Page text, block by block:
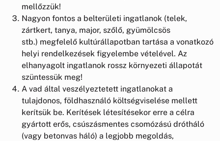
mellőzzük!
Nagyon fontos a belterületi ingatlanok (telek,
zártkert, tanya, major, szőlő, gyümölcsös
stb.) megfelelő kultúrállapotban tartása a vonatkozó
helyi rendelkezések figyelembe vételével. Az
elhanyagolt ingatlanok rossz környezeti állapotát
szüntessük meg!
A vad által veszélyeztetett ingatlanokat a
tulajdonos, földhasználó költségviselése mellett
kerítsük be. Kerítések létesítésekor erre a célra
gyártott erős, csúszásmentes csomózású drótháló
(vagy betonvas háló) a legjobb megoldás,